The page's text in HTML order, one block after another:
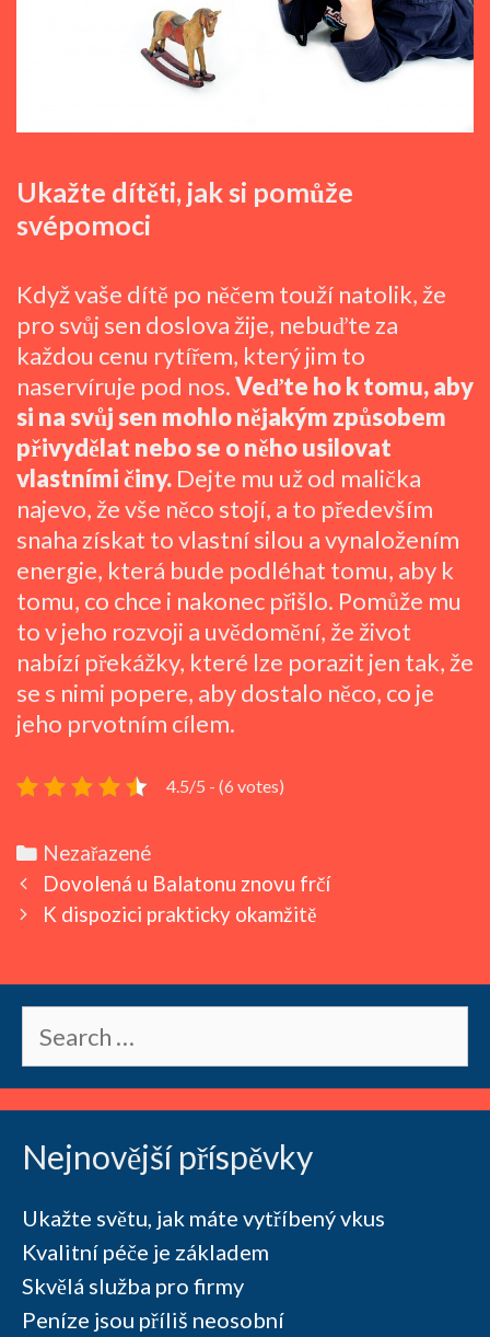
Ukažte dítěti, jak si pomůže
svépomoci
Když vaše dítě po něčem touží natolik, že
pro svůj sen doslova žije, nebuďte za
každou cenu rytířem, který jim to
naservíruje pod nos.Veďte ho k tomu, aby
si na svůj sen mohlo nějakým způsobem
přivydělat nebo se o něho usilovat
vlastními činy. Dejte mu už od malička
najevo, že vše něco stojí, a to především
snaha získat to vlastní silou a vynaložením
energie, která bude podléhat tomu, aby k
tomu, co chce i nakonec přišlo. Pomůže mu
to v jeho rozvoji a uvědomění, že život
nabízí překážky, které lze porazit jen tak, že
se s nimi popere, aby dostalo něco, co je
jeho prvotním cílem.
4.5/5 - (6 votes)
Categories
Nezařazené
Post
navigation
Dovolená u Balatonu znovu frčí
K dispozici prakticky okamžitě
for:
Nejnovější příspěvky
Ukažte světu, jak máte vytříbený vkus
Kvalitní péče je základem
Skvělá služba pro firmy
Peníze jsou příliš neosobní